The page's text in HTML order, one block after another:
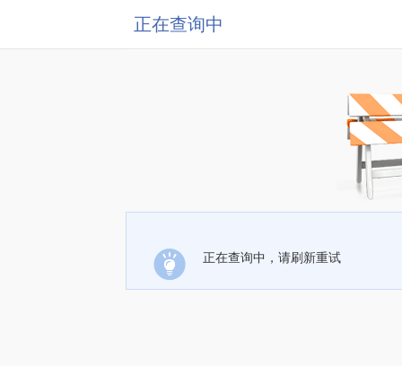
正在查询中
正在查询中，请刷新重试